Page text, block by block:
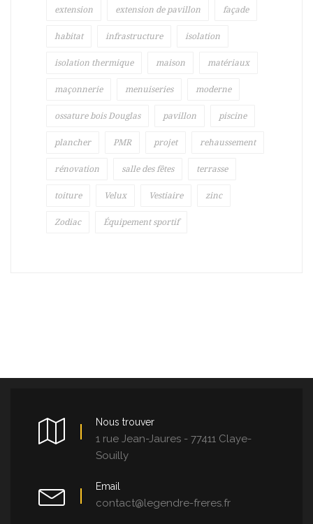
extension extension de pavillon façade
habitat infrastructure isolation
isolation thermique maison matériaux
maçonnerie menuiseries moderne
ossature bois Douglas pavillon piscine
plancher PMR projet rehaussement
rénovation salle des fêtes terrasse
toiture Velux Vestiaire zinc
Zodiac Équipement sportif
Nous trouver
1 rue Jean-Jaures - 77411 Claye-
Souilly
Email
contact@legendre-freres.fr